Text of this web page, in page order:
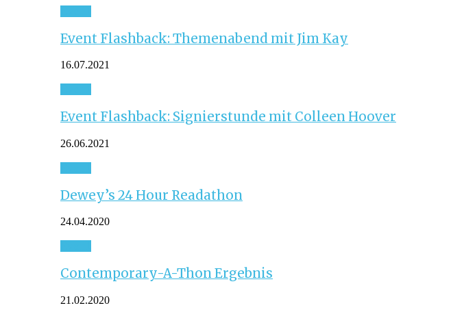
Event Flashback: Themenabend mit Jim Kay
16.07.2021
Event Flashback: Signierstunde mit Colleen Hoover
26.06.2021
Dewey’s 24 Hour Readathon
24.04.2020
Contemporary-A-Thon Ergebnis
21.02.2020